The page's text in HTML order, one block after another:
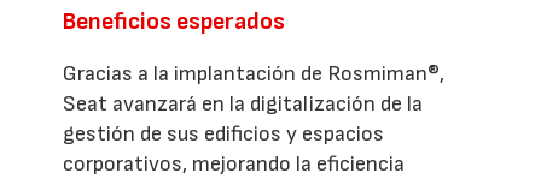
Beneficios esperados
Gracias a la implantación de Rosmiman®,
Seat avanzará en la digitalización de la
gestión de sus edificios y espacios
corporativos, mejorando la eficiencia